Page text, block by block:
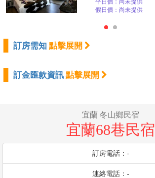
平日價：尚未提供
假日價：尚未提供
訂房需知 點擊展開
訂金匯款資訊 點擊展開
宜蘭 冬山鄉民宿
宜蘭68巷民宿
訂房電話：-
連絡電話：-